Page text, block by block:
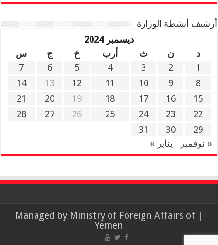
أرشيف أنشطة الوزارة
ديسمبر 2024
د
ن ث أرب خ ج
س
1
2
3
4
5
6
7
8
9
10
11
12
13
14
15
16
17
18
19
20
21
22
23
24
25
26
27
28
29
30
31
« نوفمبر
يناير »
Ministry of Foreign Affairs of
Yemen